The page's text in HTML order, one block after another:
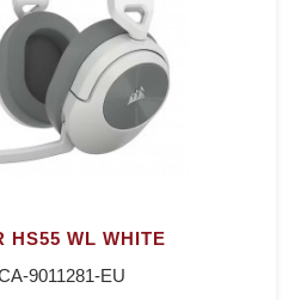
HS55 WL WHITE
9011281-EU